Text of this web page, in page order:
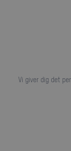
Vi giver dig det perfekte batteri til dit elektriske drev til scootere,